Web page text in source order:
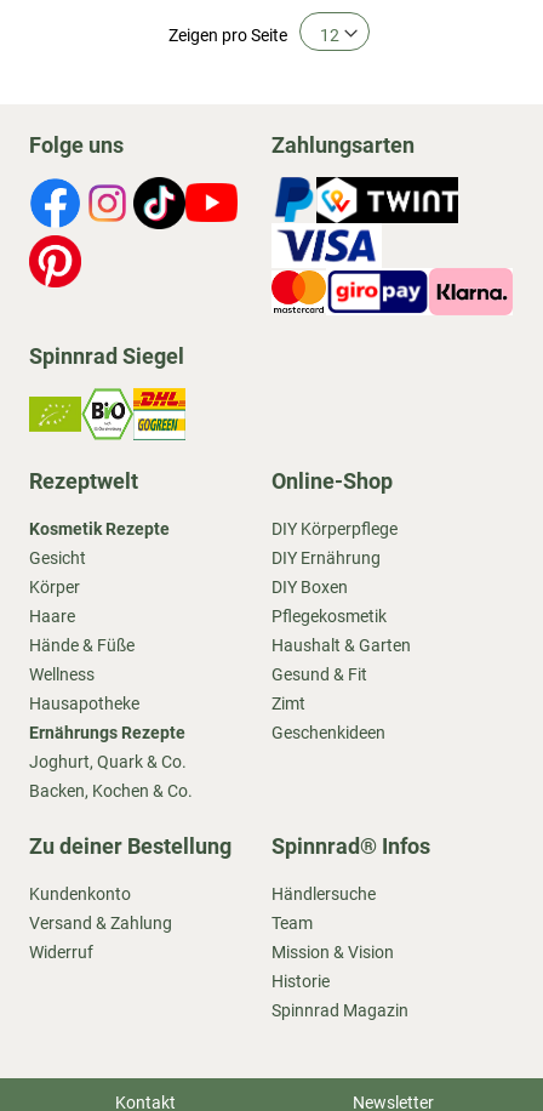
Zeigen pro Seite
Folge uns Zahlungsarten
Spinnrad Siegel
Rezeptwelt
Kosmetik Rezepte
Gesicht
Körper
Haare
Hände & Füße
Wellness
Hausapotheke
Ernährungs Rezepte
Joghurt, Quark & Co.
Backen, Kochen & Co.
Online-Shop
DIY Körperpflege
DIY Ernährung
DIY Boxen
Pflegekosmetik
Haushalt & Garten
Gesund & Fit
Zimt
Geschenkideen
Zu deiner Bestellung
Kundenkonto
Versand & Zahlung
Widerruf
Spinnrad® Infos
Händlersuche
Team
Mission & Vision
Historie
Spinnrad Magazin
Kontakt Newsletter